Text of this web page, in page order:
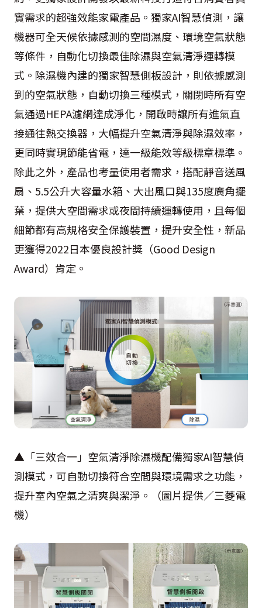
實需求的超強效能家電產品。獨家AI智慧偵測，讓
機器可全天候依據感測的空間濕度、環境空氣狀態
等條件，自動化切換最佳除濕與空氣清淨運轉模
式。除濕機內建的獨家智慧側板設計，則依據感測
到的空氣狀態，自動切換三種模式，關閉時所有空
氣通過HEPA濾網達成淨化，開啟時讓所有進氣直
接通往熱交換器，大幅提升空氣清淨與除濕效率，
更同時實現節能省電，達一級能效等級標章標準。
除此之外，產品也考量使用者需求，搭配靜音送風
扇、5.5公升大容量水箱、大出風口與135度廣角擺
葉，提供大空間需求或夜間持續運轉使用，且每個
細節都有高規格安全保護裝置，提升安全性，新品
更獲得2022日本優良設計獎（Good Design
Award）肯定。
▲「三效合一」空氣清淨除濕機配備獨家AI智慧偵
測模式，可自動切換符合空間與環境需求之功能，
提升室內空氣之清爽與潔淨。（圖片提供／三菱電
機）